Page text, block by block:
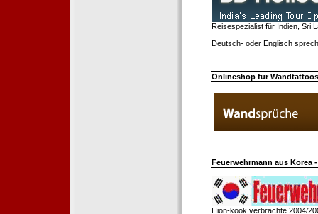
Reisespezialist für Indien, Sri
Deutsch- oder Englisch
Onlineshop für Wandtattoos
Feuerwehrmann aus Korea
Hion-kook verbrachte 2004/